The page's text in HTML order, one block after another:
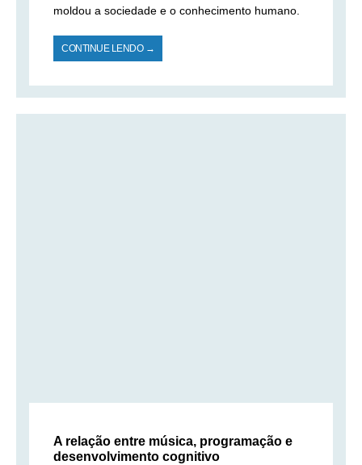
moldou a sociedade e o conhecimento humano.
CONTINUE LENDO →
A relação entre música, programação e
desenvolvimento cognitivo